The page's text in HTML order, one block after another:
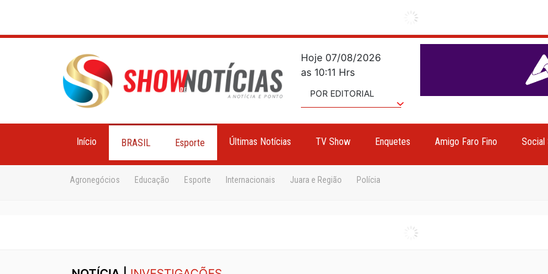
Hoje 07/08/2026
as 10:11 Hrs
POR EDITORIAL
Início BRASIL Esporte Últimas Notícias TV Show Enquetes Amigo Faro Fino Social
Agronegócios Educação Esporte Internacionais Juara e Região Polícia